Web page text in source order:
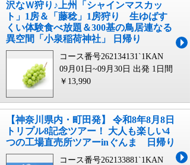
沢なＷ狩り♪上州「シャインマスカッ
ト」1房＆「藤稔」1房狩り 生ゆばす
くい体験食べ放題＆300基の鳥居連なる
異空間「小泉稲荷神社」 日帰り
コース番号262134131`1KAN
09月01日~09月30日 出発 1日間
￥13,990
【神奈川県内・町田発】 令和8年8月8日
トリプル8記念ツアー！ 大人も楽しい4
つの工場直売所ツアーinぐんま 日帰り
コース番号262133881`1KAN